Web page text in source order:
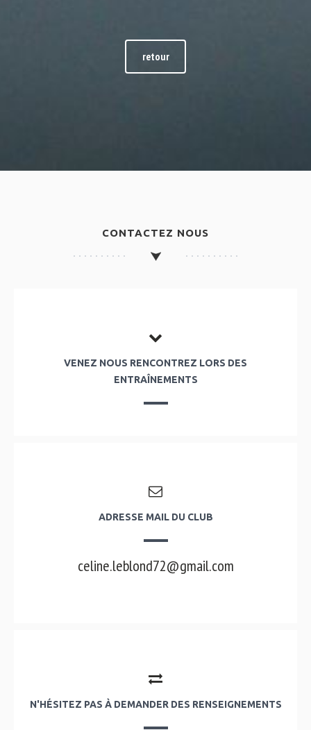
retour
CONTACTEZ NOUS
VENEZ NOUS RENCONTREZ LORS DES
ENTRAÎNEMENTS
ADRESSE MAIL DU CLUB
celine.leblond72@gmail.com
N'HÉSITEZ PAS À DEMANDER DES RENSEIGNEMENTS